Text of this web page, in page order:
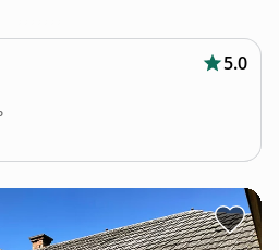
5.0